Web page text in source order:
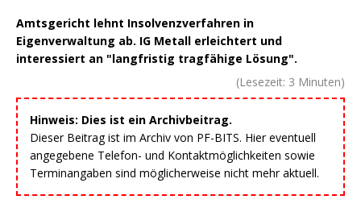
Amtsgericht lehnt Insolvenzverfahren in
Eigenverwaltung ab. IG Metall erleichtert und
interessiert an "langfristig tragfähige Lösung".
(Lesezeit: 3 Minuten)
Hinweis: Dies ist ein Archivbeitrag.
Dieser Beitrag ist im Archiv von PF-BITS. Hier eventuell
angegebene Telefon- und Kontaktmöglichkeiten sowie
Terminangaben sind möglicherweise nicht mehr aktuell.